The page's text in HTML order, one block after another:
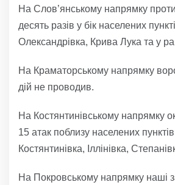
На Слов’янському напрямку
десять разів у бік населених
Олександрівка, Крива Лука та у
На Краматорському напрямку
дій не проводив.
На Костянтинівському напрямку
15 атак поблизу населених
Костянтинівка, Іллінівка,
На Покровському напрямку наші